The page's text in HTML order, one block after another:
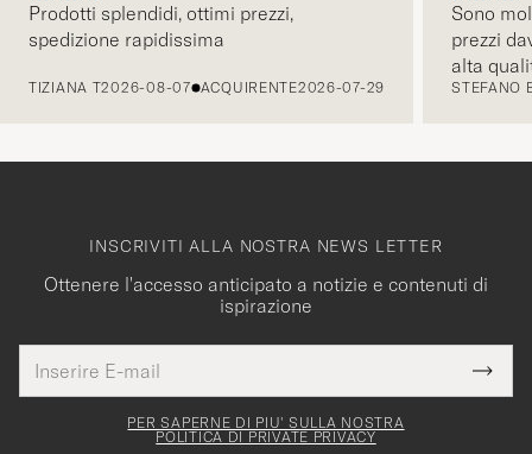
PRECEDENTE
Prodotti splendidi, ottimi prezzi,
spedizione rapidissima
TIZIANA T2026-08-07 ACQUIRENTE2026-07-29
Sono
prezzi
alta
STEFANO
INSCRIVITI ALLA NOSTRA NEWS LETTER
Ottenere l'accesso anticipato a notizie e contenuti di
ispirazione
E-
mail
Grazie
per
PER SAPERNE DI PIU' SULLA NOSTRA
POLITICA DI PRIVATE PRIVACY